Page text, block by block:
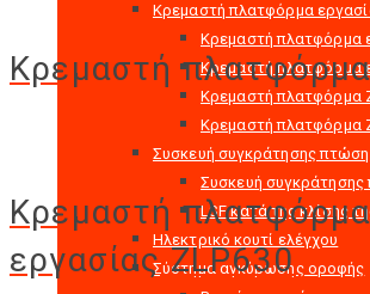
Κρεμαστή πλατφόρμα
Κρεμαστή πλατφόρμα
Κρεμαστή πλατφόρμα
Κρεμαστή πλατφόρμα
Κρεμαστή πλατφόρμα
Συσκευή συγκράτησης
Συσκευή συγκράτησης
LSF κατά της κλίσης
Hλεκτρικό κουτί ελέγχου
Σύστημα αγκύρωσης οροφής
Κρεμαστή
Κρεμαστή
εργασίας ZLP630